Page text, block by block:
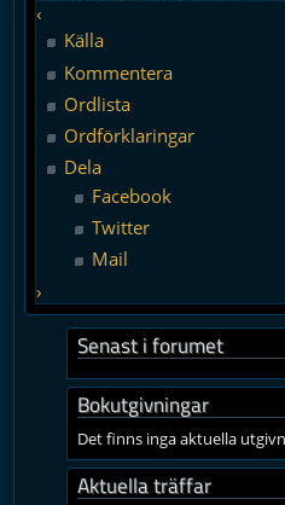
‹
Källa
Kommentera
Ordlista
Ordförklaringar
Dela
Facebook
Twitter
Mail
›
Senast i forumet
Bokutgivningar
Det finns inga aktuella
Aktuella träffar